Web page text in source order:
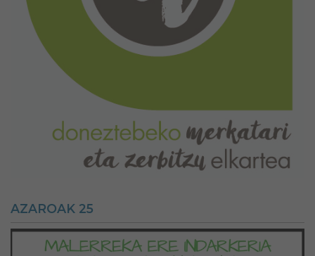
AZAROAK 25